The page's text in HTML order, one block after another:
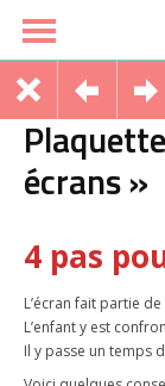
écrans »
4 pas
L’écran fait partie
L’enfant y est
Il y passe un temps